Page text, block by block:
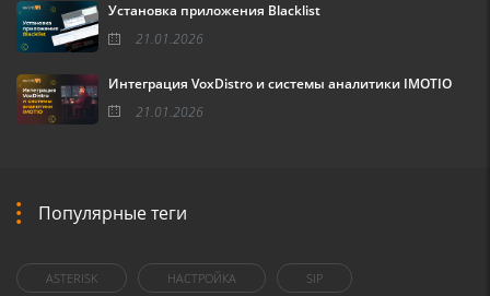
Установка приложения Blacklist
21.01.2026
Интеграция VoxDistro и системы аналитики IMOTIO
21.01.2026
Популярные теги
ASTERISK НАСТРОЙКА SIP